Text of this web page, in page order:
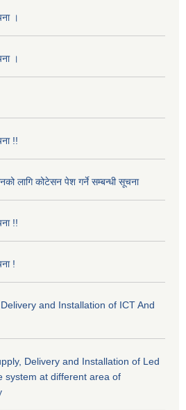
।
।
!!
लागि कोटेसन पेश गर्ने सम्बन्धी सूचना
!!
!
and Installation of ICT And
Delivery and Installation of Led
system at different area of